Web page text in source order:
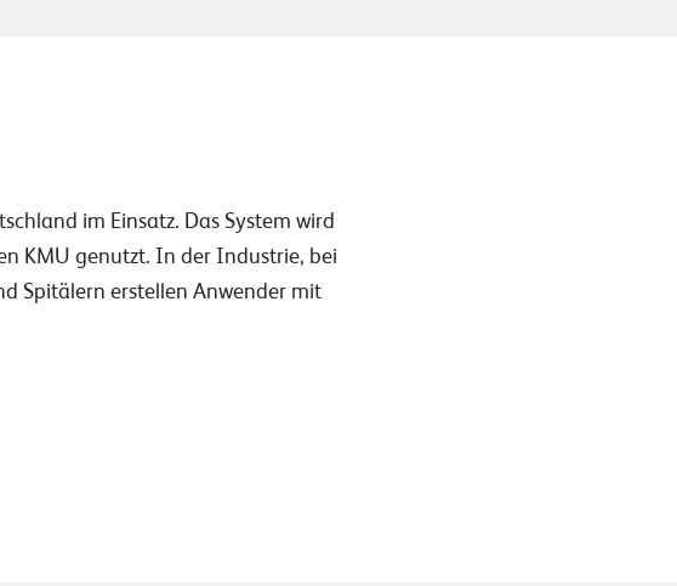
im Einsatz. Das System wird
KMU genutzt. In der Industrie, bei
Spitälern erstellen Anwender mit